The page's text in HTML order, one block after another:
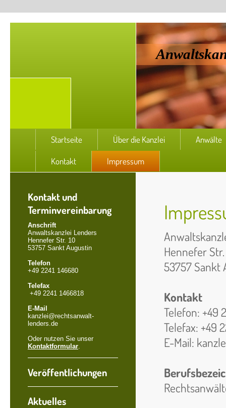
Startseite Über die Kanzlei Anwälte
Kontakt Impressum
Kontakt und
Terminvereinbarung
Anschrift
Anwaltskanzlei Lenders
Hennefer Str. 10
53757 Sankt Augustin
Telefon
+49 2241 146680
Telefax
+49 2241 1466818
E-Mail
kanzlei@rechtsanwalt-
lenders.de
Oder nutzen Sie unser
Kontaktformular.
Veröffentlichungen
Aktuelles
Hennefer Str.
53757 Sankt
Kontakt
Telefon: +49
Telefax: +49
E-Mail: